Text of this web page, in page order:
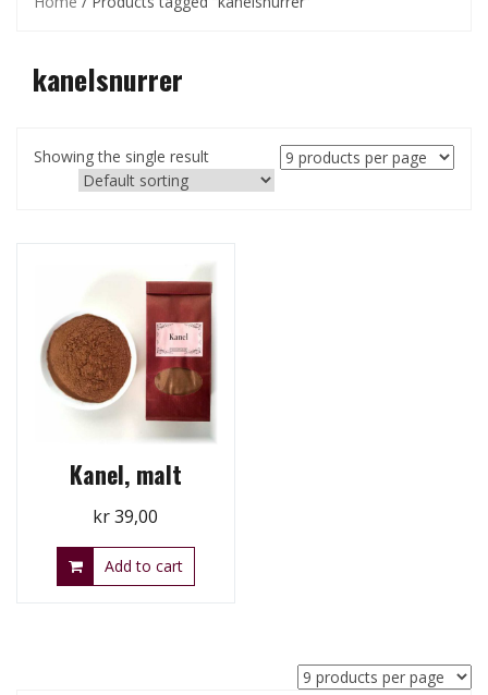
kanelsnurrer
Showing the single result
Kanel, malt
kr39,00
Add to cart